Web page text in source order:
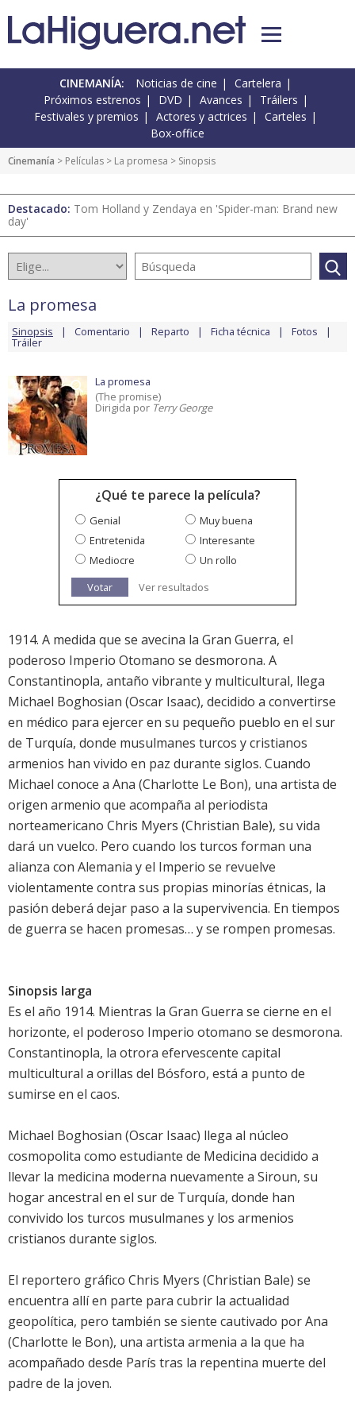
CINEMANÍA: Noticias de cine
Cartelera
Próximos estrenos
DVD Avances
Tráilers
Festivales y premios
Actores y actrices
Carteles
Box-office
Cinemanía > Películas > La promesa > Sinopsis
Destacado: Tom Holland y Zendaya en 'Spider-man: Brand new
day'
La promesa
Sinopsis Comentario Reparto Ficha técnica Fotos
Tráiler
La promesa
(The promise)
Dirigida por Terry George
¿Qué te parece la película?
Genial
Muy buena
Entretenida
Interesante
Mediocre
Un rollo
Votar
Ver resultados
1914. A medida que se avecina la Gran Guerra, el
poderoso Imperio Otomano se desmorona. A
Constantinopla, antaño vibrante y multicultural, llega
Michael Boghosian (Oscar Isaac), decidido a convertirse
en médico para ejercer en su pequeño pueblo en el sur
de Turquía, donde musulmanes turcos y cristianos
armenios han vivido en paz durante siglos. Cuando
Michael conoce a Ana (Charlotte Le Bon), una artista de
origen armenio que acompaña al periodista
norteamericano Chris Myers (Christian Bale), su vida
dará un vuelco. Pero cuando los turcos forman una
alianza con Alemania y el Imperio se revuelve
violentamente contra sus propias minorías étnicas, la
pasión deberá dejar paso a la supervivencia. En tiempos
de guerra se hacen promesas… y se rompen promesas.
Sinopsis larga
Es el año 1914. Mientras la Gran Guerra se cierne en el
horizonte, el poderoso Imperio otomano se desmorona.
Constantinopla, la otrora efervescente capital
multicultural a orillas del Bósforo, está a punto de
sumirse en el caos.
Michael Boghosian (Oscar Isaac) llega al núcleo
cosmopolita como estudiante de Medicina decidido a
llevar la medicina moderna nuevamente a Siroun, su
hogar ancestral en el sur de Turquía, donde han
convivido los turcos musulmanes y los armenios
cristianos durante siglos.
El reportero gráfico Chris Myers (Christian Bale) se
encuentra allí en parte para cubrir la actualidad
geopolítica, pero también se siente cautivado por Ana
(Charlotte le Bon), una artista armenia a la que ha
acompañado desde París tras la repentina muerte del
padre de la joven.